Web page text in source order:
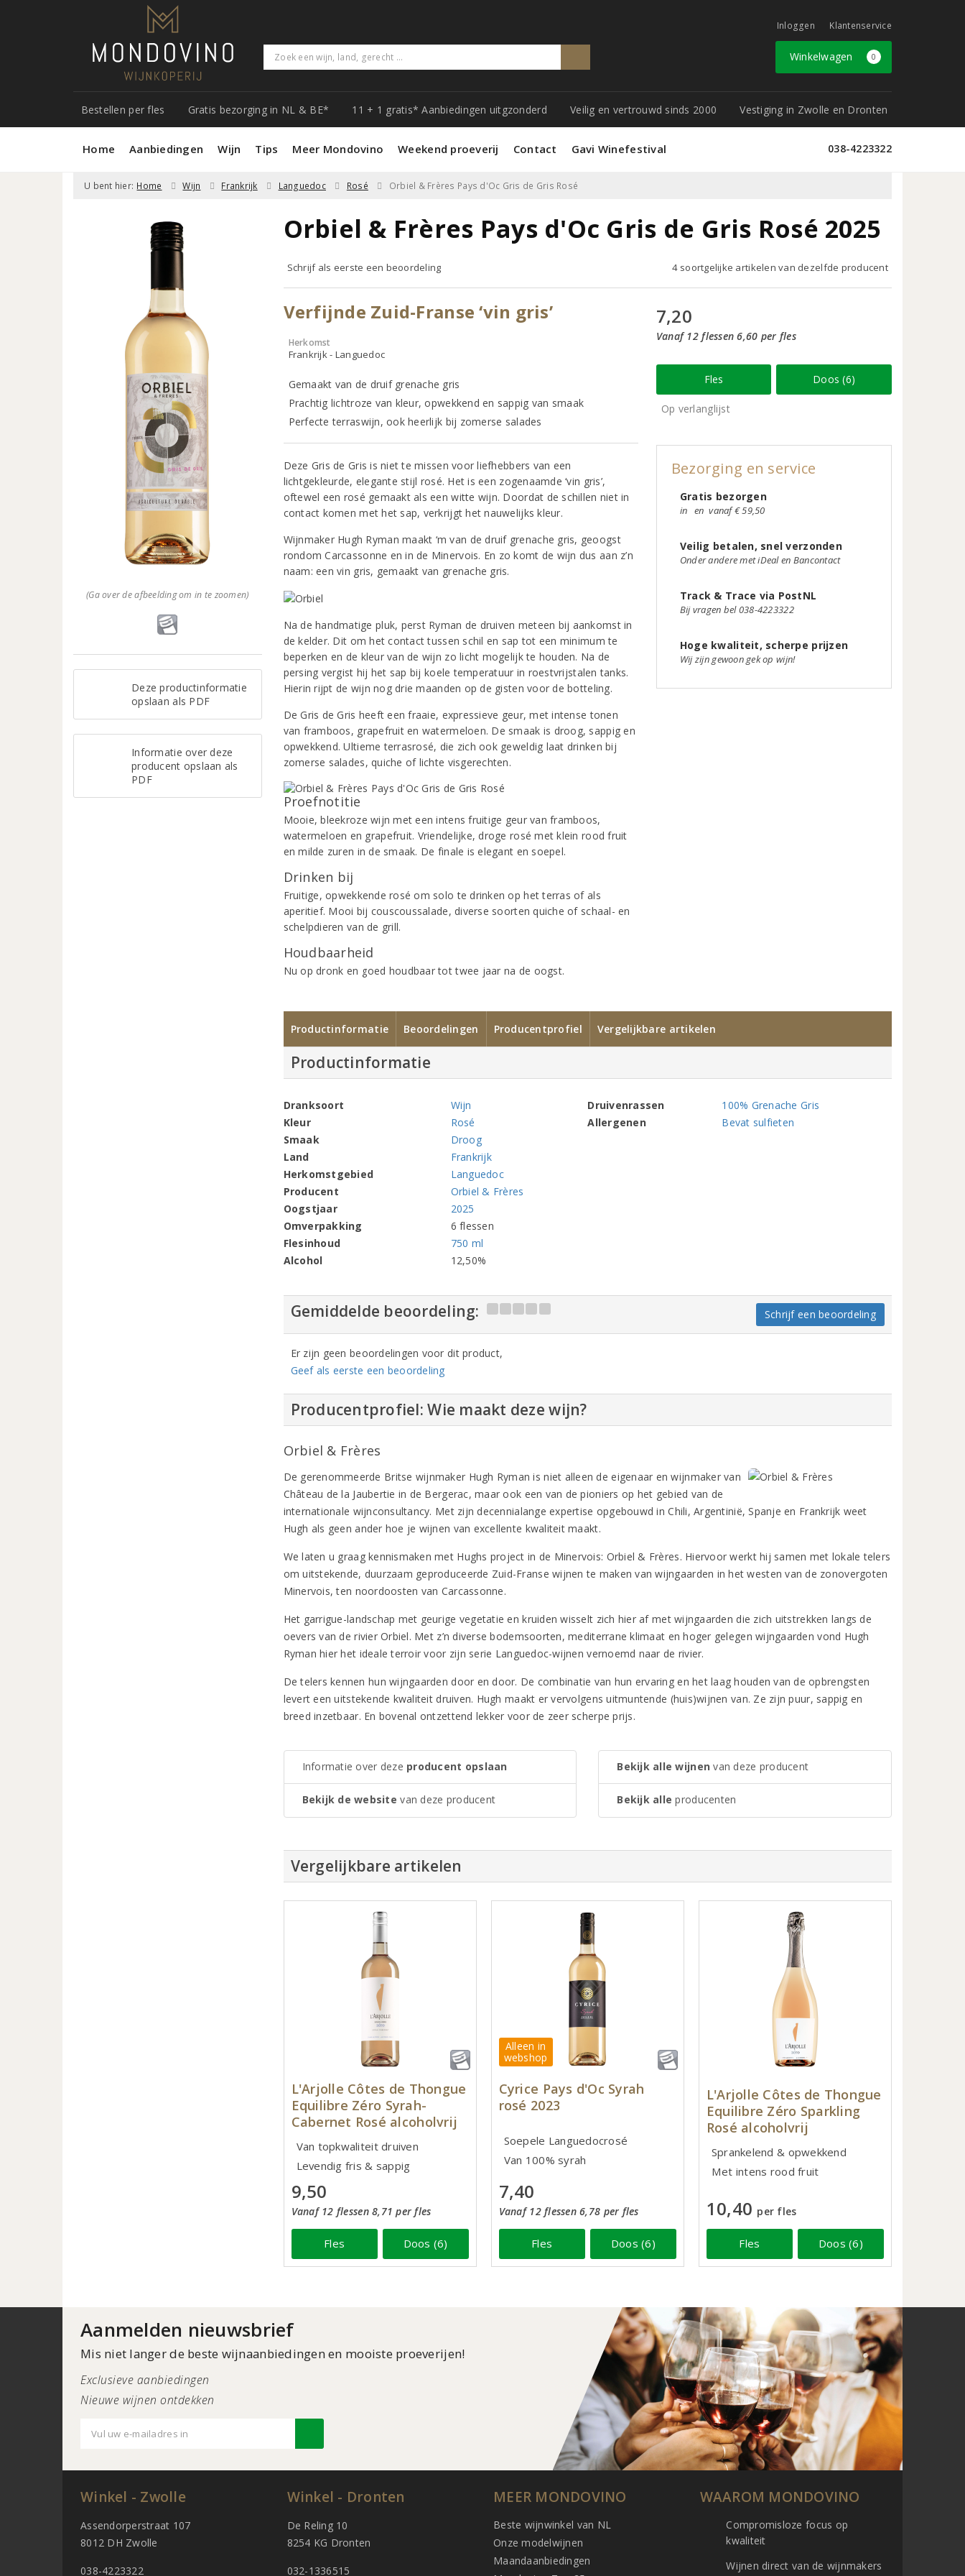
Inloggen Klantenservice
Winkelwagen 0
Bestellen per fles Gratis bezorging in NL & BE* 11 + 1 gratis* Aanbiedingen uitgzonderd Veilig en vertrouwd sinds 2000 Vestiging in Zwolle en Dronten
Home Aanbiedingen Wijn Tips Meer Mondovino Weekend proeverij Contact Gavi Winefestival 038-4223322
U bent hier: Home Wijn Frankrijk Languedoc Rosé Orbiel & Frères Pays d'Oc Gris de Gris Rosé
(Ga over de afbeelding om in te zoomen)
Deze productinformatie
opslaan als PDF
Informatie over deze
producent opslaan als
PDF
Orbiel & Frères Pays d'Oc Gris de Gris Rosé 2025
Schrijf als eerste een beoordeling 4 soortgelijke artikelen van dezelfde producent
Verfijnde Zuid-Franse ‘vin gris’
Herkomst
Frankrijk - Languedoc
Gemaakt van de druif grenache gris
Prachtig lichtroze van kleur, opwekkend en sappig van smaak
Perfecte terraswijn, ook heerlijk bij zomerse salades
Deze Gris de Gris is niet te missen voor liefhebbers van een
lichtgekleurde, elegante stijl rosé. Het is een zogenaamde ‘vin gris’,
oftewel een rosé gemaakt als een witte wijn. Doordat de schillen niet in
contact komen met het sap, verkrijgt het nauwelijks kleur.
Wijnmaker Hugh Ryman maakt ‘m van de druif grenache gris, geoogst
rondom Carcassonne en in de Minervois. En zo komt de wijn dus aan z’n
naam: een vin gris, gemaakt van grenache gris.
Na de handmatige pluk, perst Ryman de druiven meteen bij aankomst in
de kelder. Dit om het contact tussen schil en sap tot een minimum te
beperken en de kleur van de wijn zo licht mogelijk te houden. Na de
persing vergist hij het sap bij koele temperatuur in roestvrijstalen tanks.
Hierin rijpt de wijn nog drie maanden op de gisten voor de botteling.
De Gris de Gris heeft een fraaie, expressieve geur, met intense tonen
van framboos, grapefruit en watermeloen. De smaak is droog, sappig en
opwekkend. Ultieme terrasrosé, die zich ook geweldig laat drinken bij
zomerse salades, quiche of lichte visgerechten.
Proefnotitie
Mooie, bleekroze wijn met een intens fruitige geur van framboos,
watermeloen en grapefruit. Vriendelijke, droge rosé met klein rood fruit
en milde zuren in de smaak. De finale is elegant en soepel.
Drinken bij
Fruitige, opwekkende rosé om solo te drinken op het terras of als
aperitief. Mooi bij couscoussalade, diverse soorten quiche of schaal- en
schelpdieren van de grill.
Houdbaarheid
Nu op dronk en goed houdbaar tot twee jaar na de oogst.
7,20
Vanaf 12 flessen 6,60 per fles
Fles Doos (6)
Op verlanglijst
Bezorging en service
Gratis bezorgen
in en vanaf € 59,50
Veilig betalen, snel verzonden
Onder andere met iDeal en Bancontact
Track & Trace via PostNL
Bij vragen bel 038-4223322
Hoge kwaliteit, scherpe prijzen
Wij zijn gewoon gek op wijn!
Productinformatie Beoordelingen Producentprofiel Vergelijkbare artikelen
Productinformatie
Dranksoort
Wijn
Kleur
Rosé
Smaak
Droog
Land
Frankrijk
Herkomstgebied
Languedoc
Producent
Orbiel & Frères
Oogstjaar
2025
Omverpakking
6 flessen
Flesinhoud
750 ml
Alcohol
12,50%
Druivenrassen
100% Grenache Gris
Allergenen
Bevat sulfieten
Gemiddelde beoordeling: Schrijf een beoordeling
Er zijn geen beoordelingen voor dit product,
Geef als eerste een beoordeling
Producentprofiel: Wie maakt deze wijn?
Orbiel & Frères
De gerenommeerde Britse wijnmaker Hugh Ryman is niet alleen de eigenaar en wijnmaker van
Château de la Jaubertie in de Bergerac, maar ook een van de pioniers op het gebied van de
internationale wijnconsultancy. Met zijn decennialange expertise opgebouwd in Chili, Argentinië, Spanje en Frankrijk weet
Hugh als geen ander hoe je wijnen van excellente kwaliteit maakt.
We laten u graag kennismaken met Hughs project in de Minervois: Orbiel & Frères. Hiervoor werkt hij samen met lokale telers
om uitstekende, duurzaam geproduceerde Zuid-Franse wijnen te maken van wijngaarden in het westen van de zonovergoten
Minervois, ten noordoosten van Carcassonne.
Het garrigue-landschap met geurige vegetatie en kruiden wisselt zich hier af met wijngaarden die zich uitstrekken langs de
oevers van de rivier Orbiel. Met z’n diverse bodemsoorten, mediterrane klimaat en hoger gelegen wijngaarden vond Hugh
Ryman hier het ideale terroir voor zijn serie Languedoc-wijnen vernoemd naar de rivier.
De telers kennen hun wijngaarden door en door. De combinatie van hun ervaring en het laag houden van de opbrengsten
levert een uitstekende kwaliteit druiven. Hugh maakt er vervolgens uitmuntende (huis)wijnen van. Ze zijn puur, sappig en
breed inzetbaar. En bovenal ontzettend lekker voor de zeer scherpe prijs.
Informatie over deze producent opslaan
Bekijk de website van deze producent
Bekijk alle wijnen van deze producent
Bekijk alle producenten
Vergelijkbare artikelen
L'Arjolle Côtes de Thongue
Equilibre Zéro Syrah-
Cabernet Rosé alcoholvrij
Van topkwaliteit druiven
Levendig fris & sappig
9,50
Vanaf 12 flessen 8,71 per fles
Fles Doos (6)
Alleen in
webshop
Cyrice Pays d'Oc Syrah
rosé 2023
Soepele Languedocrosé
Van 100% syrah
7,40
Vanaf 12 flessen 6,78 per fles
Fles Doos (6)
L'Arjolle Côtes de Thongue
Equilibre Zéro Sparkling
Rosé alcoholvrij
Sprankelend & opwekkend
Met intens rood fruit
10,40 per fles
Fles Doos (6)
Aanmelden nieuwsbrief
Mis niet langer de beste wijnaanbiedingen en mooiste proeverijen!
Exclusieve aanbiedingen
Nieuwe wijnen ontdekken
Winkel - Zwolle
Assendorperstraat 107
8012 DH Zwolle
038-4223322
Winkel - Dronten
De Reling 10
8254 KG Dronten
032-1336515
MEER MONDOVINO
Beste wijnwinkel van NL
Onze modelwijnen
Maandaanbiedingen
WAAROM MONDOVINO
Compromisloze focus op
kwaliteit
Wijnen direct van de wijnmakers